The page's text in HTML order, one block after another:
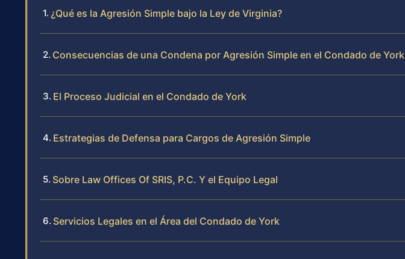
¿Qué es la Agresión Simple bajo la Ley de Virginia?
Consecuencias de una Condena por Agresión Simple en el Condado de York
El Proceso Judicial en el Condado de York
Estrategias de Defensa para Cargos de Agresión Simple
Sobre Law Offices Of SRIS, P.C. Y el Equipo Legal
Servicios Legales en el Área del Condado de York